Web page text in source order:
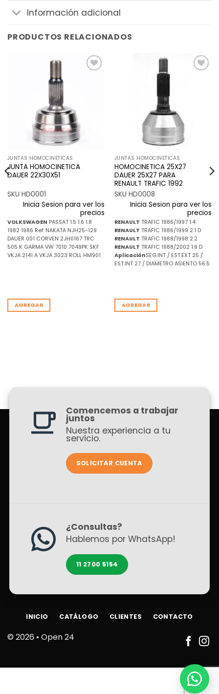
Información adicional
PRODUCTOS RELACIONADOS
JUNTAS HOMOCINETICAS
JUNTA HOMOCINETICA
DAUER 22X30X51
SKU HD0001
Inicia Sesion para ver los
precios
VOLKSWAGEN PASSAT 1.5 1.6 1.8
1982 1986 Ref: NAKATA NJH25-129
DAUER 001 CORVEN 2JH0167 TRC
505 K GARMA VW 7010 7049PK SKF
VKJA 2141 A VKJA 3023 ROLL HM901
AGREGAR
JUNTAS HOMOCINETICAS
HOMOCINETICA 25X27
DAUER 25X27 PARA
RENAULT TRAFIC 1992
SKU HD0008
Inicia Sesion para ver los
precios
RENAULT TRAFIC 1986/1997 1.4
RENAULT TRAFIC 1986/1999 2.1 D
RENAULT TRAFIC 1988/1998 2.2
RENAULT TRAFIC 1988/2002 1.9 D
AplicaciónSEG.INT / EST.EXT 25 /
EST.INT 27 / DIAMETRO ASIENTO 56.5
AGREGAR
Comencemos a trabajar
juntos
Nuestra experiencia a tu
servicio.
SOLICITAR CUENTA
¿Consultas?
Hablemos por WhatsApp!
11 2700 5154
© 2026 • Open 24
INICIO CATÁLOGO CLIENTES CONTACTO